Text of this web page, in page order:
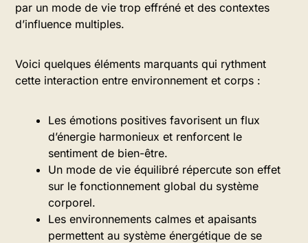
par un mode de vie trop effréné et des contextes
d’influence multiples.
Voici quelques éléments marquants qui rythment
cette interaction entre environnement et corps :
Les émotions positives favorisent un flux
d’énergie harmonieux et renforcent le
sentiment de bien-être.
Un mode de vie équilibré répercute son effet
sur le fonctionnement global du système
corporel.
Les environnements calmes et apaisants
permettent au système énergétique de se